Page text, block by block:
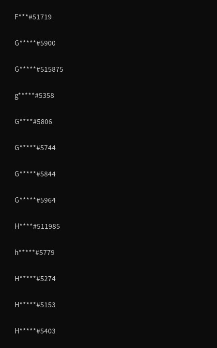
F***#51719
G*****#5900
G*****#515875
g*****#5358
G****#5806
G*****#5744
G*****#5844
G*****#5964
H****#511985
h*****#5779
H*****#5274
H*****#5153
H*****#5403